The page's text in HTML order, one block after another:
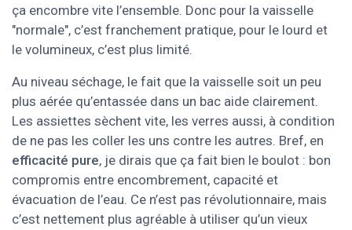
ça encombre vite l’ensemble. Donc pour la vaisselle
"normale", c’est franchement pratique, pour le lourd et
le volumineux, c’est plus limité.
Au niveau séchage, le fait que la vaisselle soit un peu
plus aérée qu’entassée dans un bac aide clairement.
Les assiettes sèchent vite, les verres aussi, à condition
de ne pas les coller les uns contre les autres. Bref, en
efficacité pure, je dirais que ça fait bien le boulot : bon
compromis entre encombrement, capacité et
évacuation de l’eau. Ce n’est pas révolutionnaire, mais
c’est nettement plus agréable à utiliser qu’un vieux